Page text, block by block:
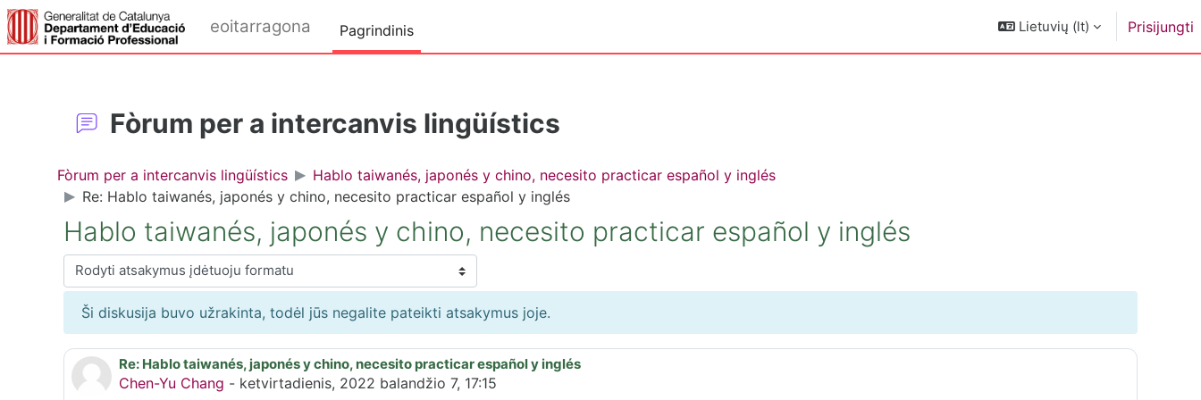
Pereiti į pagrindinį turinį
eoitarragona Pagrindinis Lietuvių ‎(lt)‎ Prisijungti
Fòrum per a intercanvis lingüístics
Fòrum per a intercanvis lingüístics
Hablo taiwanés, japonés y chino, necesito practicar español y inglés
Re: Hablo taiwanés, japonés y chino, necesito practicar español y inglés
Hablo taiwanés, japonés y chino, necesito practicar español y inglés
Rodymo režimas
Ši diskusija buvo užrakinta, todėl jūs negalite pateikti atsakymus joje.
Re: Hablo taiwanés, japonés y chino, necesito practicar español y inglés
Chen-Yu Chang - ketvirtadienis, 2022 balandžio 7, 17:15
Atsakymų skaičius: 0